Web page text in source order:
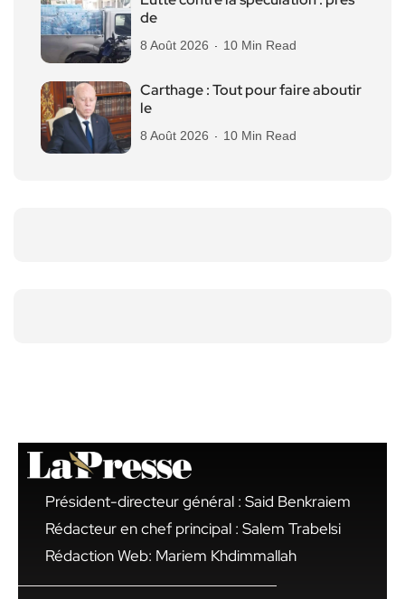
de
8 Août 2026 10 Min Read
Carthage : Tout pour faire aboutir
le
8 Août 2026 10 Min Read
Président-directeur général : Said Benkraiem
Rédacteur en chef principal : Salem Trabelsi
Rédaction Web: Mariem Khdimmallah